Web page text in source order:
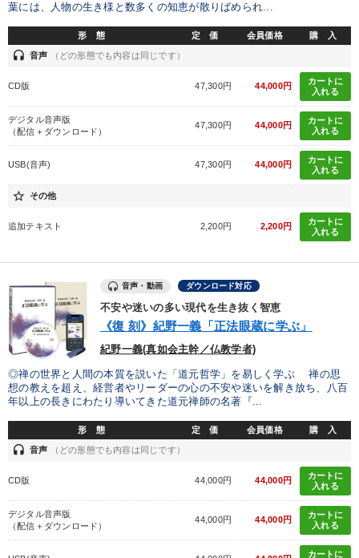
葉には、人物の生き様と数多くの知恵が散りばめられ...
形 態 定 価 会員価格 購 入
headset 音声 （どの形態でも内容は同じです）
CD版 47,300円 44,000円
カートに
入れる
デジタル音声版
（配信＋ダウンロード）
47,300円 44,000円
カートに
入れる
USB(音声) 47,300円 44,000円
カートに
入れる
star_border その他
追加テキスト 2,200円 2,200円
カートに
入れる
音声・動画 ダウンロード対応
不安や迷いの多い現代を生き抜く智恵
《復 刻》紀野一義「正法眼蔵に学ぶ」
紀野一義(真如会主幹／仏教学者)
◎禅の世界と人間の本質を説いた「道元哲学」を易しく学ぶ 禅の思
想の教えを超え、経営者やリーダーの心の不安や迷いを解き放ち、八百
年以上の長きにわたり導いてきた道元禅師の名著『...
形 態 定 価 会員価格 購 入
headset 音声 （どの形態でも内容は同じです）
CD版 44,000円 44,000円
カートに
入れる
デジタル音声版
（配信＋ダウンロード）
44,000円 44,000円
カートに
入れる
カートに